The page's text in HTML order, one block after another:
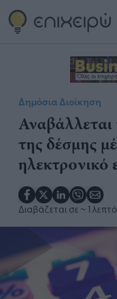
Δημόσια Διοίκηση
Αναβάλλεται
της δέσμης
ηλεκτρονικό
Διαβάζεται σε ~ 1 λεπτό